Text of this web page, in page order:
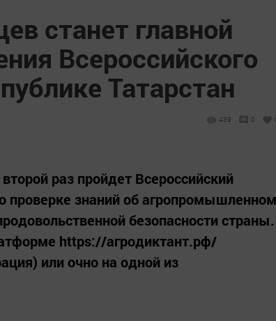
станет главной
Всероссийского
Татарстан
439 0
раз пройдет Всероссийский
проверке знаний об агропромышленном
безопасности страны.
https://агродиктант.рф/
или очно на одной из